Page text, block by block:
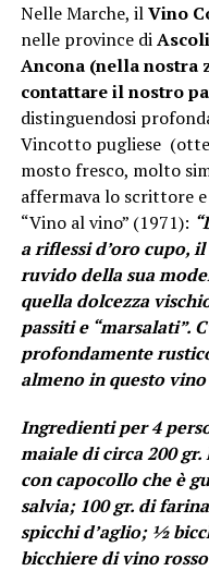
Nelle Marche, ilVino
nelle province di
Ancona (nella nostra
contattare il nostro
distinguendosi
Vincotto pugliese
mosto fresco, molto
affermava lo scrittore
“Vino al vino” (1971):
a riflessi d’oro cupo,
ruvido della sua
quella dolcezza
passiti e “marsalati”.
profondamente
almeno in questo
Ingredienti per 4
maiale di circa 200
con capocollo che è
salvia; 100 gr. di
spicchi d’aglio; ½
bicchiere di vino